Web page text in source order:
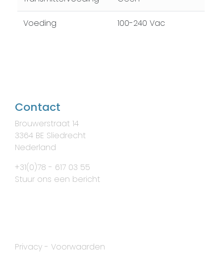
Voeding 100-240 Vac
Contact
Brouwerstraat 14
3364 BE Sliedrecht
Nederland
+31(0)78 - 617 03 55
Stuur ons een bericht
Privacy - Voorwaarden